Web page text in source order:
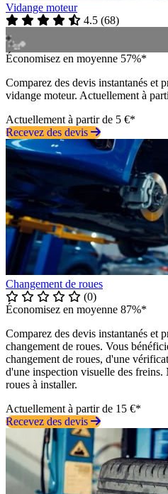
Vidange moteur
4.5 (68)
Économisez en moyenne 57%*
Comparez des devis instantanés et
vidange moteur. Actuellement à
Actuellement à partir de 5 €*
Recevez des devis
Changement de roues
(0)
Économisez en moyenne 87%*
Comparez des devis instantanés et
changement de roues. Vous
changement de roues, d'une
d'une inspection visuelle des
roues à installer.
Actuellement à partir de 15 €*
Recevez des devis